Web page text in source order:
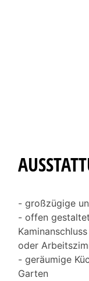
- großzügige
- offen
oder
- geräumige
Garten